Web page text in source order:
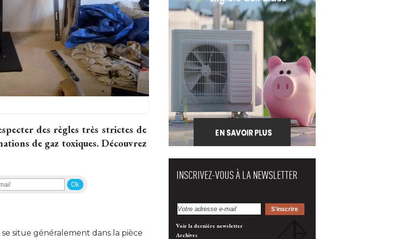
des règles très strictes de
de gaz toxiques. Découvrez
Ok
situe généralement dans la pièce
INSCRIVEZ-VOUS À LA NEWSLETTER
Voir la dernière newsletter
Archives